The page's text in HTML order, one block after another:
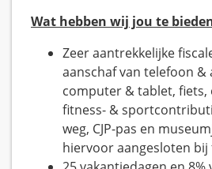
Wat hebben wij jou te
Zeer aantrekkelijke
aanschaf van telefoon
computer & tablet, fiets,
fitness- &
weg, CJP-pas en
hiervoor aangesloten bij